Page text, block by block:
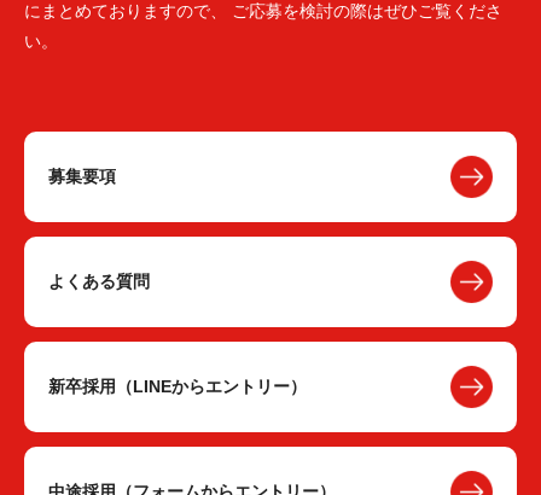
にまとめておりますので、 ご応募を検討の際はぜひご覧くださ
い。
募集要項
よくある質問
新卒採用（LINEからエントリー）